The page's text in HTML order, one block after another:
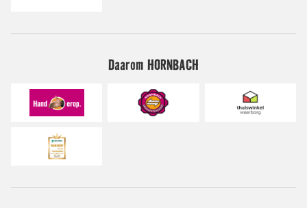
Daarom HORNBACH